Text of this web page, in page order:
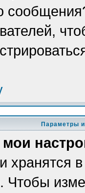
Параметры
хранятся
Чтобы